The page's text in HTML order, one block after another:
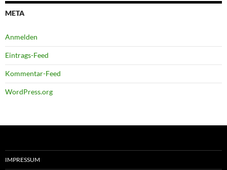
META
Anmelden
Eintrags-Feed
Kommentar-Feed
WordPress.org
IMPRESSUM